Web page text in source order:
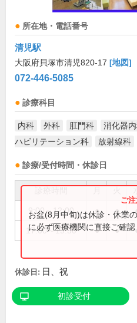
所在地・電話番号
清児駅
大阪府貝塚市清児820-17 [地図]
072-446-5085
診療科目
内科 外科 肛門科 消化器
ハビリテーション科
放射線科
診療/受付時間・休診日
9:00～12:00 ● ●
17:00～19:30 ● ●
お盆(8月中旬)は休診・休業
に必ず医療機関に直接ご確認
休診日: 日、祝
初診受付